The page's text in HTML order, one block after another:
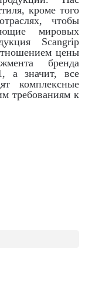
кроме того
чтобы
мировых
Scangrip
цены
бренда
а значит, все
комплексные
требованиям к